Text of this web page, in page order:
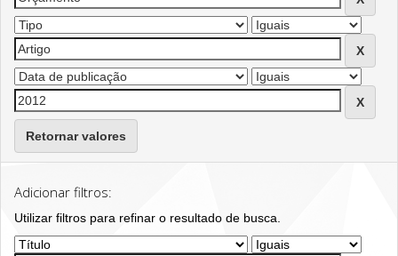
Retornar valores
Adicionar filtros:
Utilizar filtros para refinar o resultado de busca.